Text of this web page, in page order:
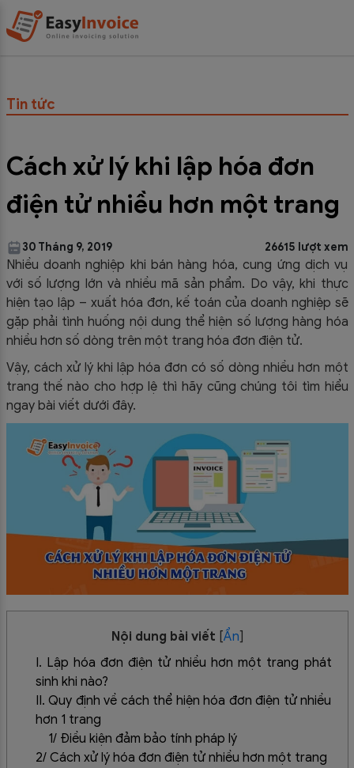
Tin tức
Cách xử lý khi lập hóa đơn
điện tử nhiều hơn một trang
30 Tháng 9, 2019 26615 lượt xem
Nhiều doanh nghiệp khi bán hàng hóa, cung ứng dịch vụ
với số lượng lớn và nhiều mã sản phẩm. Do vậy, khi thực
hiện tạo lập – xuất hóa đơn, kế toán của doanh nghiệp sẽ
gặp phải tình huống nội dung thể hiện số lượng hàng hóa
nhiều hơn số dòng trên một trang hóa đơn điện tử.
Vậy, cách xử lý khi lập hóa đơn có số dòng nhiều hơn một
trang thế nào cho hợp lệ thì hãy cũng chúng tôi tìm hiểu
ngay bài viết dưới đây.
Nội dung bài viết [Ẩn]
I. Lập hóa đơn điện tử nhiều hơn một trang phát
sinh khi nào?
II. Quy định về cách thể hiện hóa đơn điện tử nhiều
hơn 1 trang
1/ Điều kiện đảm bảo tính pháp lý
2/ Cách xử lý hóa đơn điện tử nhiều hơn một trang